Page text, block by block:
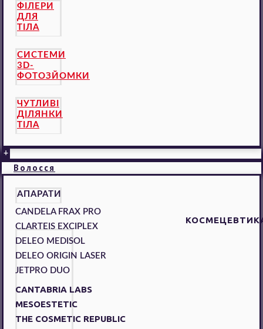
ФІЛЕРИ
ДЛЯ
ТІЛА
СИСТЕМИ
3D-
ФОТОЗЙОМКИ
ЧУТЛИВІ
ДІЛЯНКИ
ТІЛА
+
Волосся
АПАРАТИ
CANDELA FRAX PRO
CLARTEIS EXCIPLEX
DELEO MEDISOL
DELEO ORIGIN LASER
JETPRO DUO
CANTABRIA LABS
MESOESTETIC
THE COSMETIC REPUBLIC